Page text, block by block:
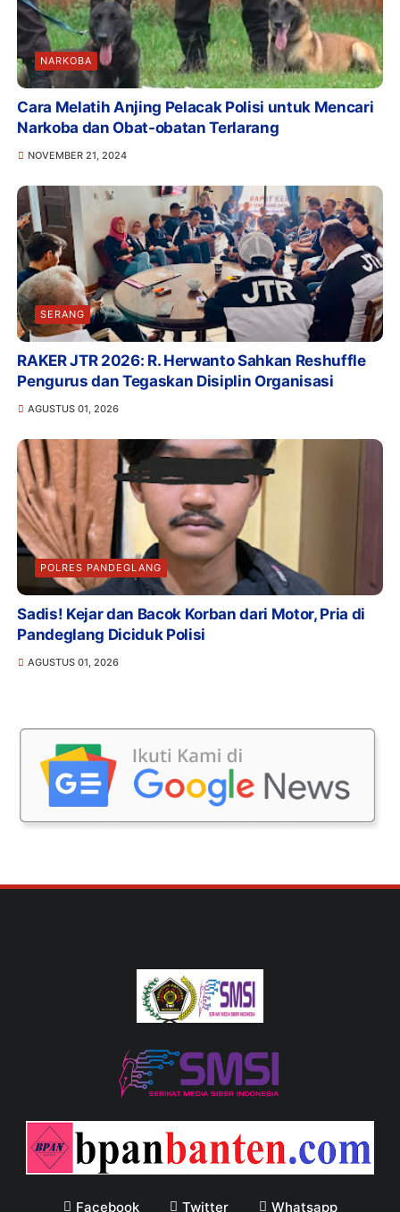
NARKOBA
Cara Melatih Anjing Pelacak Polisi untuk Mencari
Narkoba dan Obat-obatan Terlarang
NOVEMBER 21, 2024
SERANG
RAKER JTR 2026: R. Herwanto Sahkan Reshuffle
Pengurus dan Tegaskan Disiplin Organisasi
AGUSTUS 01, 2026
POLRES PANDEGLANG
Sadis! Kejar dan Bacok Korban dari Motor, Pria di
Pandeglang Diciduk Polisi
AGUSTUS 01, 2026
Facebook Twitter Whatsapp